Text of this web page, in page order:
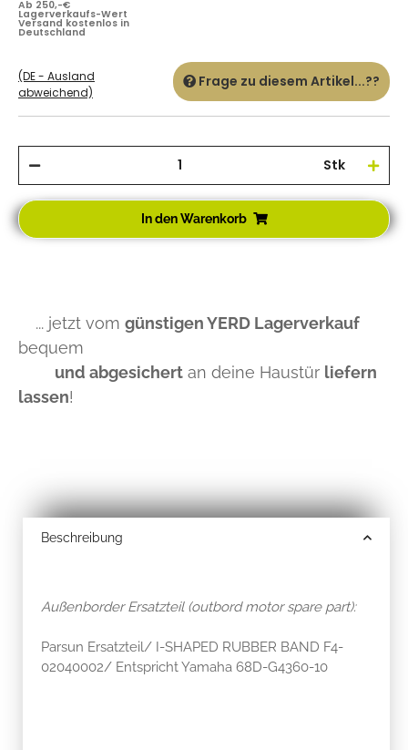
Ab 250,-€
Lagerverkaufs-Wert
Versand kostenlos in
Deutschland
(DE - Ausland
abweichend)
Frage zu diesem Artikel...??
Stk
In den Warenkorb
... jetzt vom günstigen YERD Lagerverkauf
bequem
und abgesichert an deine Haustür liefern
lassen!
Beschreibung
Außenborder Ersatzteil (outbord motor spare part):
Parsun Ersatzteil/ I-SHAPED RUBBER BAND F4-
02040002/ Entspricht Yamaha 68D-G4360-10